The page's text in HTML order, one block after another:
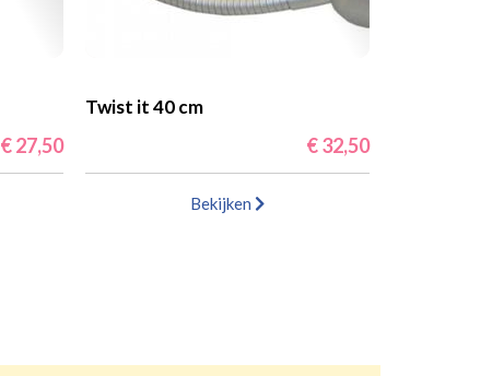
€ 27,50
Twist it 40 cm
€ 32,50
Bekijken